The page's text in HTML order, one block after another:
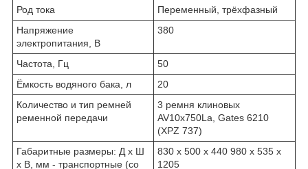
Род тока
Переменный, трёхфазный
Напряжение
электропитания, В
380
Частота, Гц
50
Ёмкость водяного бака, л
20
Количество и тип ремней
ременной передачи
3 ремня клиновых
AV10х750La, Gates 6210
(XPZ 737)
Габаритные размеры: Д x Ш
x В, мм - транспортные (со
830 x 500 x 440 980 x 535 x
1205